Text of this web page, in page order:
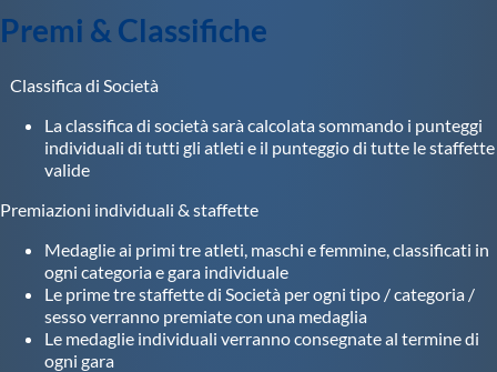
Premi & Classifiche
Classifica di Società
La classifica di società sarà calcolata sommando i punteggi
individuali di tutti gli atleti e il punteggio di tutte le staffette
valide
Premiazioni individuali & staffette
Medaglie ai primi tre atleti, maschi e femmine, classificati in
ogni categoria e gara individuale
Le prime tre staffette di Società per ogni tipo / categoria /
sesso verranno premiate con una medaglia
Le medaglie individuali verranno consegnate al termine di
ogni gara